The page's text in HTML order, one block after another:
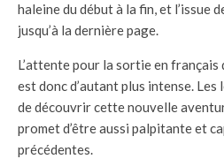
haleine du début à la fin, et l’issue
jusqu’à la dernière page.
L’attente pour la sortie en français
est donc d’autant plus intense.
de découvrir cette nouvelle
promet d’être aussi palpitante et
précédentes.